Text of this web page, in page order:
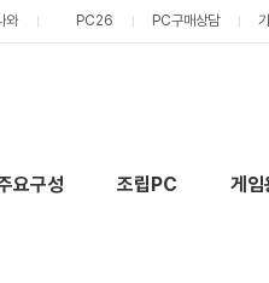
와 PC26 PC구매상담
요구성 조립PC 게